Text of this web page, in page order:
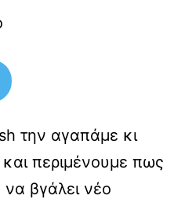
την αγαπάμε κι
περιμένουμε πως
βγάλει νέο